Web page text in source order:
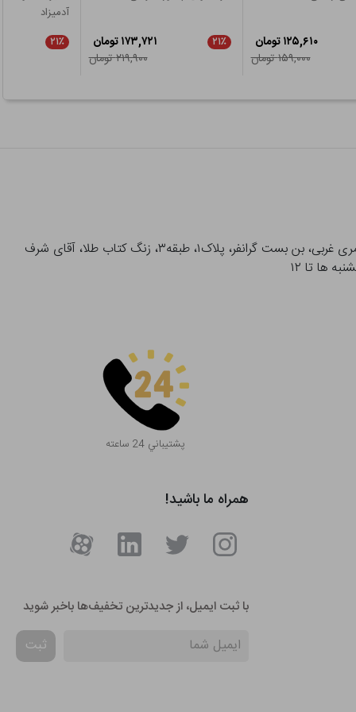
۱۲۵,۶۱۰ تومان
۱۵۹,۰۰۰ تومان
۲۱٪
۱۷۳,۷۲۱ تومان
۲۱۹,۹۰۰ تومان
آدمیزاد
۲۱٪
آدرس تحویل حضوری سفارشات: میدان انقلاب، خیابان انقلاب، خیابان ۱۲ فروردین، خیابان شهدای ژاندارمری غربی، بن بست گرانفر، پلاک۱، طبقه۳، زنگ کتاب طلا، آقای شرف
پشتيباني 24 ساعته
همراه ما باشید!
با ثبت ایمیل، از جدید‌ترین تخفیف‌ها با‌خبر شوید
ثبت